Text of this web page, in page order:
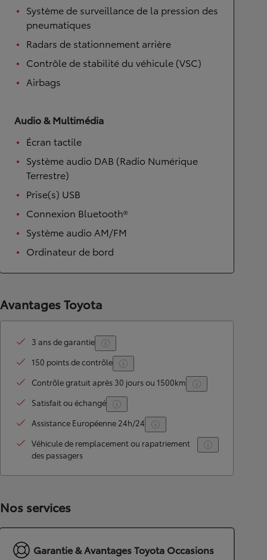
Système de surveillance de la pression des
pneumatiques
Radars de stationnement arrière
Contrôle de stabilité du véhicule (VSC)
Airbags
Audio & Multimédia
Écran tactile
Système audio DAB (Radio Numérique
Terrestre)
Prise(s) USB
Connexion Bluetooth®
Système audio AM/FM
Ordinateur de bord
Avantages Toyota
3 ans de garantie
150 points de contrôle
Contrôle gratuit après 30 jours ou 1500km
Satisfait ou échangé
Assistance Européenne 24h/24
Véhicule de remplacement ou rapatriement
des passagers
Nos services
Garantie & Avantages Toyota Occasions